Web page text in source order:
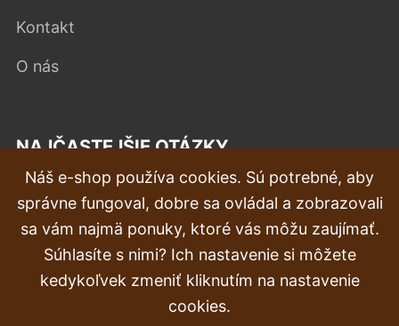
Kontakt
O nás
NAJČASTEJŠIE OTÁZKY
Reklamácia
Doprava a doručenie
Objednávka
Vrátenie tovaru & vrátenie peňazí
Náš e-shop používa cookies. Sú potrebné, aby
správne fungoval, dobre sa ovládal a zobrazovali
sa vám najmä ponuky, ktoré vás môžu zaujímať.
Súhlasíte s nimi? Ich nastavenie si môžete
kedykoľvek zmeniť kliknutím na nastavenie
cookies.